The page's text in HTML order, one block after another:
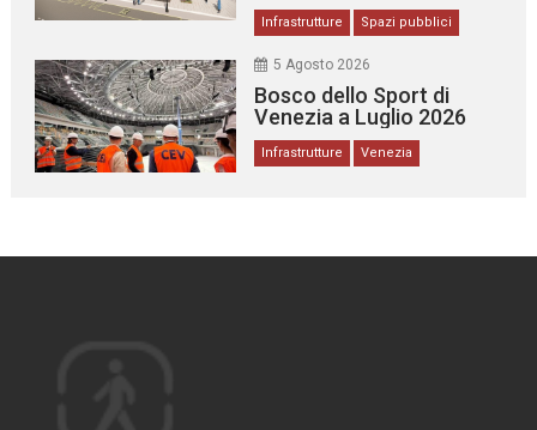
Infrastrutture Spazi pubblici
5 Agosto 2026
Bosco dello Sport di
Venezia a Luglio 2026
Infrastrutture Venezia